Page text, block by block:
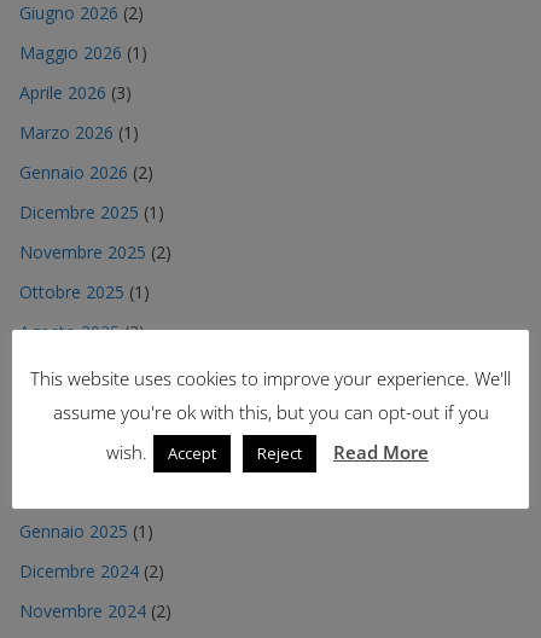
Giugno 2026 (2)
Maggio 2026 (1)
Aprile 2026 (3)
Marzo 2026 (1)
Gennaio 2026 (2)
Dicembre 2025 (1)
Novembre 2025 (2)
Ottobre 2025 (1)
Agosto 2025(2)
Luglio 2025(2)
Maggio 2025(2)
(2)
Gennaio 2025 (1)
Dicembre 2024 (2)
Novembre 2024 (2)
This website uses cookies to improve your experience. We'll
assume you're ok with this, but you can opt-out if you
wish.
Accept Reject Read More